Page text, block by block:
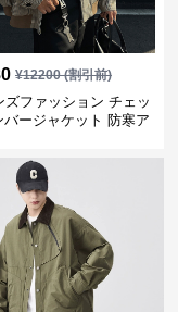
¥12200(割引前)
ズファッション チェッ
バージャケット 防寒ア